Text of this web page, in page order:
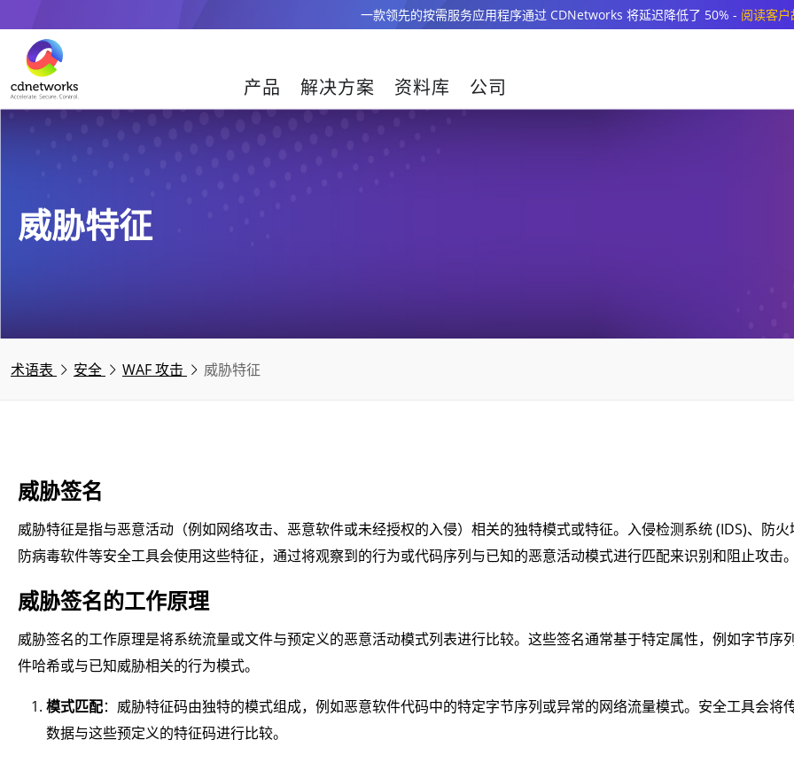
一款领先的按需服务应用程序通过 CDNetworks 将延迟降低了 50% - 阅读客户
产品 解决方案 资料库 公司
威胁特征
术语表 安全 WAF 攻击 威胁特征
威胁签名
威胁特征是指与恶意活动（例如网络攻击、恶意软件或未经授权的入侵）相关的独特模式或特征。入侵检测系统 (IDS)、防火
防病毒软件等安全工具会使用这些特征，通过将观察到的行为或代码序列与已知的恶意活动模式进行匹配来识别和阻止攻击。
威胁签名的工作原理
威胁签名的工作原理是将系统流量或文件与预定义的恶意活动模式列表进行比较。这些签名通常基于特定属性，例如字节序
件哈希或与已知威胁相关的行为模式。
模式匹配：威胁特征码由独特的模式组成，例如恶意软件代码中的特定字节序列或异常的网络流量模式。安全工具会将
数据与这些预定义的特征码进行比较。